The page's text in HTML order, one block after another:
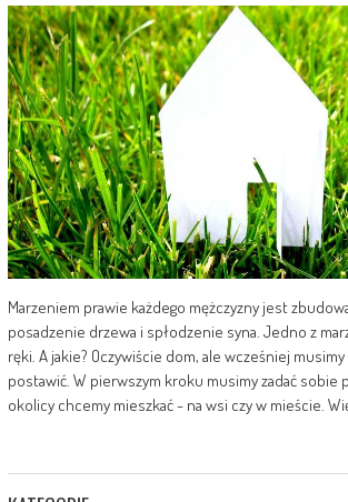
Marzeniem prawie każdego mężczyzny jest
posadzenie drzewa i spłodzenie syna. Jedno z
ręki. A jakie? Oczywiście dom, ale wcześniej
postawić. W pierwszym kroku musimy zadać sobie
okolicy chcemy mieszkać - na wsi czy w mieście.